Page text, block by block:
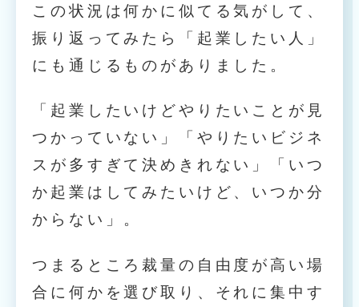
この状況は何かに似てる気がして、
振り返ってみたら「起業したい人」
にも通じるものがありました。
「起業したいけどやりたいことが見
つかっていない」「やりたいビジネ
スが多すぎて決めきれない」「いつ
か起業はしてみたいけど、いつか分
からない」。
つまるところ裁量の自由度が高い場
合に何かを選び取り、それに集中す